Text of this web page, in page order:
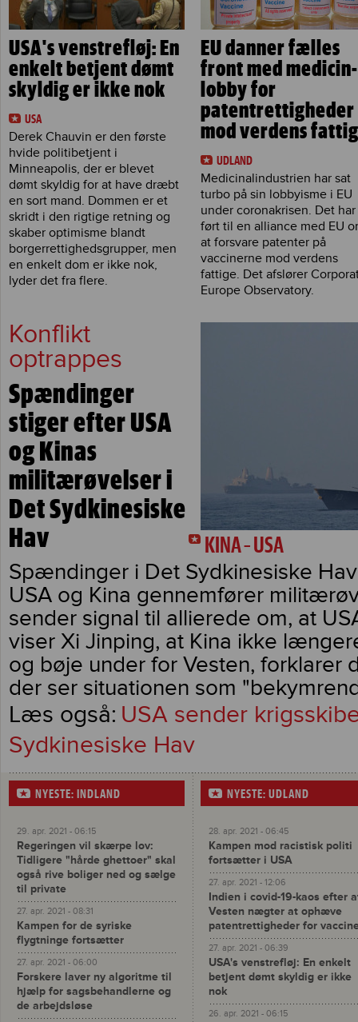
USA's venstrefløj: En
enkelt betjent dømt
skyldig er ikke nok
USA
Derek Chauvin er den første
hvide politibetjent i
Minneapolis, der er blevet
dømt skyldig for at have dræbt
en sort mand. Dommen er et
skridt i den rigtige retning og
skaber optimisme blandt
borgerrettighedsgrupper, men
en enkelt dom er ikke nok,
lyder det fra flere.
EU danner fælles
front med medicin-
lobby for
patentrettigheder
mod verdens
UDLAND
Medicinalindustrien har sat
turbo på sin lobbyisme i EU
under coronakrisen. Det har
ført til en alliance med EU
at forsvare patenter på
vaccinerne mod verdens
fattige. Det afslører
Europe Observatory.
Konflikt
optrappes
Spændinger
stiger efter USA
og Kinas
militærøvelser i
Det Sydkinesiske
Hav
KINA – USA
Spændinger i Det Sydkinesiske
USA og Kina gennemfører
sender signal til allierede om, at
viser Xi Jinping, at Kina ikke
og bøje under for Vesten, forklarer
der ser situationen som
USA sender
Sydkinesiske Hav
NYESTE: INDLAND
29. apr. 2021 - 06:15
Regeringen vil skærpe lov:
Tidligere "hårde ghettoer" skal
også rive boliger ned og sælge
til private
27. apr. 2021 - 08:31
Kampen for de syriske
flygtninge fortsætter
27. apr. 2021 - 06:00
Forskere laver ny algoritme til
hjælp for sagsbehandlerne og
de arbejdsløse
NYESTE: UDLAND
28. apr. 2021 - 06:45
Kampen mod racistisk politi
fortsætter i USA
27. apr. 2021 - 12:06
Indien i covid-19-kaos efter
Vesten nægter at ophæve
patentrettigheder for
27. apr. 2021 - 06:39
USA's venstrefløj: En enkelt
betjent dømt skyldig er ikke
nok
26. apr. 2021 - 06:15